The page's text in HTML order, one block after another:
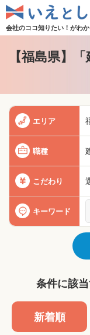
会社のココ知りたい！がわ
【福島県】
エリア
職種
こだわり
キーワード
条件に該
新着順